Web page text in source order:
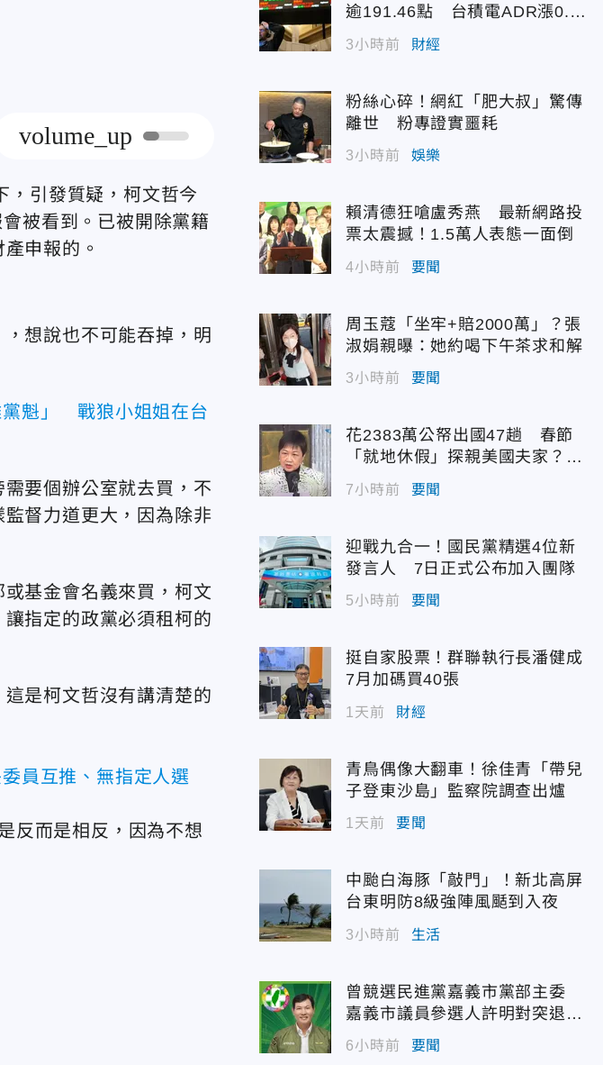
volume_up
，引發質疑，柯文哲今
被看到。已被開除黨籍
申報的。
想說也不可能吞掉，明
黨魁」 戰狼小姐姐在台
要個辦公室就去買，不
督力道更大，因為除非
基金會名義來買，柯文
指定的政黨必須租柯的
是柯文哲沒有講清楚的
員互推、無指定人選
反而是相反，因為不想
逾191.46點 台積電ADR漲0.9
3%
3小時前 財經
粉絲心碎！網紅「肥大叔」驚傳
離世 粉專證實噩耗
3小時前 娛樂
賴清德狂嗆盧秀燕 最新網路投
票太震撼！1.5萬人表態一面倒
4小時前 要聞
周玉蔻「坐牢+賠2000萬」？張
淑娟親曝：她約喝下午茶求和解
3小時前 要聞
花2383萬公帑出國47趟 春節
「就地休假」探親美國夫家？徐
佳青回應了
7小時前 要聞
迎戰九合一！國民黨精選4位新
發言人 7日正式公布加入團隊
5小時前 要聞
挺自家股票！群聯執行長潘健成
7月加碼買40張
1天前 財經
青鳥偶像大翻車！徐佳青「帶兒
子登東沙島」監察院調查出爐
1天前 要聞
中颱白海豚「敲門」！新北高屏
台東明防8級強陣風颳到入夜
3小時前 生活
曾競選民進黨嘉義市黨部主委
嘉義市議員參選人許明對突退
選！
6小時前 要聞